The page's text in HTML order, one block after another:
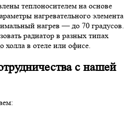
теплоносителем на основе
нагревательного элемента
нагрев — до 70 градусов.
радиатор в разных типах
в отеле или офисе.
с нашей